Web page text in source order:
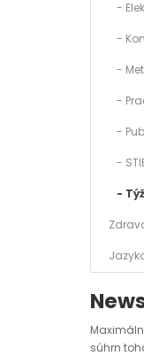
-
-
-
-
-
-
-
súhrn